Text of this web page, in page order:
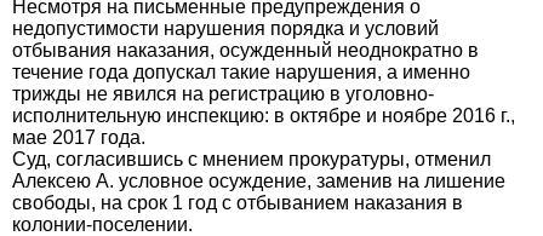
Несмотря на письменные предупреждения о
недопустимости нарушения порядка и условий
отбывания наказания, осужденный неоднократно в
течение года допускал такие нарушения, а именно
трижды не явился на регистрацию в уголовно-
исполнительную инспекцию: в октябре и ноябре 2016 г.,
мае 2017 года.
Суд, согласившись с мнением прокуратуры, отменил
Алексею А. условное осуждение, заменив на лишение
свободы, на срок 1 год с отбыванием наказания в
колонии-поселении.